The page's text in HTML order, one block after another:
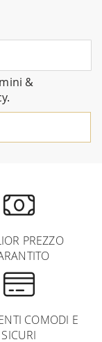
&
.
PREZZO
COMODI E
SICURI